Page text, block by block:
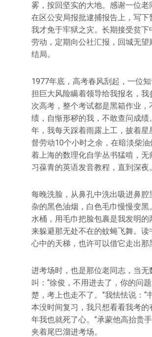
雾，按回坚实的大地。感谢一位老
在区公安局报批逮捕报告上，写下
我才免于牢狱之灾。长期接受贫下
劳动，定期向公社汇报，回城无望
结局。
1977年底，高考春风刮起，一位
担巨大风险瞒着领导给我报名，我
次高考，整个考试都是黑箱作业，
绩，自惭形秽的我，不敢查问成绩
年，我每天踩着雨露上工，披着星
督劳动10个小时之余，在暗淡柴
着上海的数理化自学丛书猛啃，无
习葆青的英语发音教程，直到深夜。
每晚洗脸，从鼻孔中洗出吸进鼻腔
杂的黑色油烟，白色毛巾慢慢变黑
水桶，用毛巾把脸包裹是我发明的
来躲避那无处不在的蚊蝇飞舞。读
心中的天梯，也许可以借它走出那
进考场时，也是那位老同志，当无
叫：“徐俊，不用进去了，你的问
楚，考上也走不了。”我怯怯说：“
本没时间复习，我只想看看我考的
年我也就死了心。”承蒙他高抬贵
夹着尾巴溜进考场。